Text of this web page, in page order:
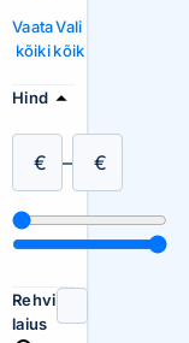
Vaata
kõiki
Vali
kõik
Hind
€ – €
Rehvi
laius